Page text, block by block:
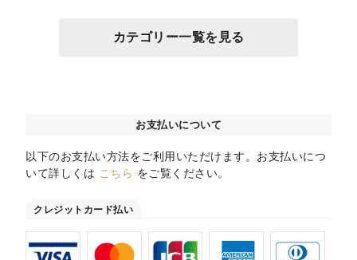
カテゴリー一覧を見る
お支払いについて
以下のお支払い方法をご利用いただけます。お支払いにつ
いて詳しくは こちら をご覧ください。
クレジットカード払い